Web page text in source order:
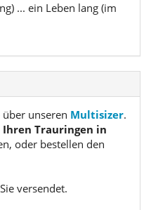
... ein Leben lang (im
unseren Multisizer.
Ihren Trauringen in
oder bestellen den
versendet.